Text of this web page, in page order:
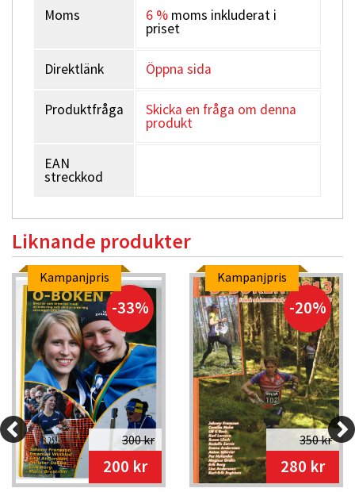
Moms 6 % moms inkluderat i
priset
Direktlänk Öppna sida
Produktfråga Skicka en fråga om denna
produkt
EAN
streckkod
Liknande produkter
Kampanjpris
-33%
300 kr
200 kr
Kampanjpris
-20%
350 kr
280 kr